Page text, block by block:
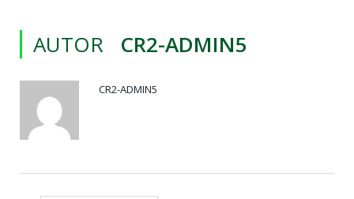
AUTOR CR2-ADMIN5
CR2-ADMIN5